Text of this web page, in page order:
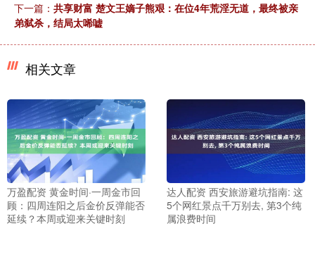
下一篇： 共享财富 楚文王嫡子熊艰：在位4年荒淫无道，最终被亲
弟弑杀，结局太唏嘘
相关文章
万盈配资 黄金时间·一周金市回
顾：四周连阳之后金价反弹能否
延续？本周或迎来关键时刻
达人配资 西安旅游避坑指南: 这
5个网红景点千万别去, 第3个纯
属浪费时间